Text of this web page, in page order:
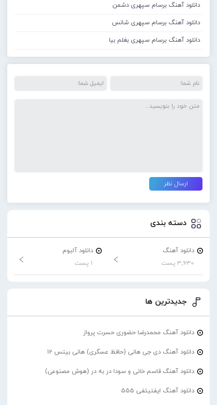
دانلود آهنگ برسام سپهری دشمن
دانلود آهنگ برسام سپهری شانس
دانلود آهنگ برسام سپهری بغلم بیا
دسته بندی
دانلود آهنگ
3,630 پست
دانلود آلبوم
1 پست
جدیدترین ها
دانلود آهنگ محمدرضا حضورى حسرت پرواز
دانلود آهنگ دی جی هانی (حافظ عسگری) هانی بیتس 12
دانلود آهنگ قاسم خانی و سودا در به در (هوش مصنوعی)
دانلود آهنگ ایفتیئفی 555